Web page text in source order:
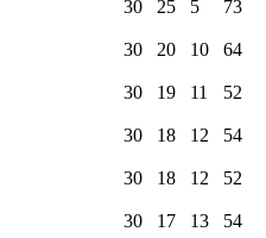
30 25 5 73
30 20 10 64
30 19 11 52
30 18 12 54
30 18 12 52
30 17 13 54